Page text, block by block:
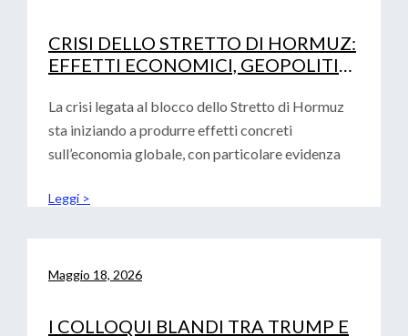
CRISI DELLO STRETTO DI HORMUZ:
EFFETTI ECONOMICI, GEOPOLITICI
STATI UNITI E CINA
La crisi legata al blocco dello Stretto di Hormuz
sta iniziando a produrre effetti concreti
sull’economia globale, con particolare evidenza
Leggi >
Maggio 18, 2026
I COLLOQUI BLANDI TRA TRUMP E